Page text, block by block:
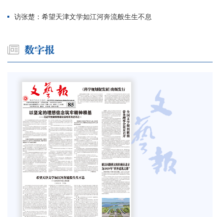
访张楚：希望天津文学如江河奔流般生生不息